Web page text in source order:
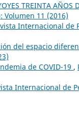
TREINTA AÑOS
Volumen 11 (2016)
Internacional de
del espacio
de COVID-19 ,
Internacional de